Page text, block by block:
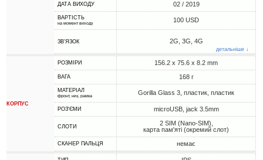
ДАТА ВИХОДУ 02 / 2019
ВАРТІСТЬ
на момент виходу 100 USD
ЗВ'ЯЗОК 2G, 3G, 4G
детальніше ↓
КОРПУС
РОЗМІРИ 156.2 x 75.6 x 8.2 mm
ВАГА 168 г
МАТЕРІАЛ
фронт, низ, рамка Gorilla Glass 3, пластик, пластик
РОЗ'ЄМИ microUSB, jack 3.5mm
СЛОТИ
2 SIM (Nano-SIM),
карта пам'яті (окремий слот)
СКАНЕР ПАЛЬЦЯ немає